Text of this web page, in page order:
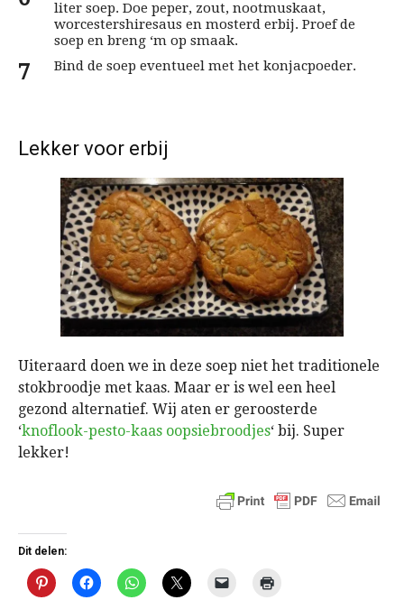
liter soep. Doe peper, zout, nootmuskaat,
worcestershiresaus en mosterd erbij. Proef de
soep en breng ‘m op smaak.
Bind de soep eventueel met het konjacpoeder.
Lekker voor erbij
Uiteraard doen we in deze soep niet het traditionele
stokbroodje met kaas. Maar er is wel een heel
gezond alternatief. Wij aten er geroosterde
‘knoflook-pesto-kaas oopsiebroodjes‘ bij. Super
lekker!
Dit delen: